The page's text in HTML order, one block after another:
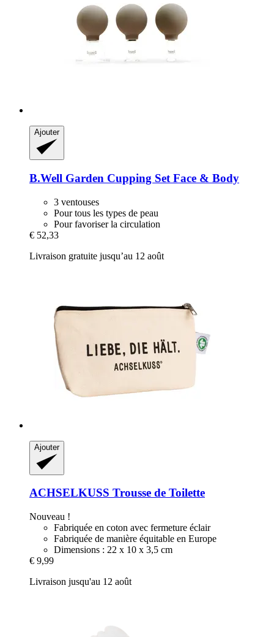
Ajouter
B.Well Garden Cupping Set Face & Body
3 ventouses
Pour tous les types de peau
Pour favoriser la circulation
€ 52,33
Livraison gratuite jusqu’au 12 août
Ajouter
ACHSELKUSS Trousse de Toilette
Nouveau !
Fabriquée en coton avec fermeture éclair
Fabriquée de manière équitable en Europe
Dimensions : 22 x 10 x 3,5 cm
€ 9,99
Livraison jusqu'au 12 août